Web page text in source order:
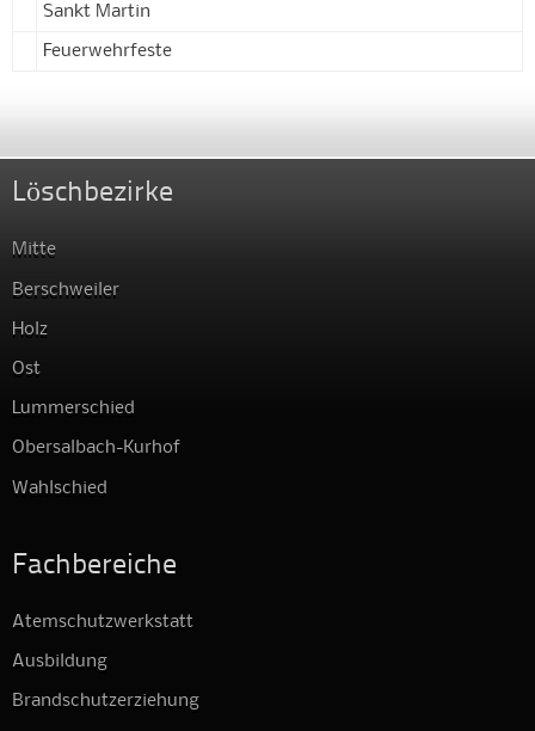
Sankt Martin
Feuerwehrfeste
Löschbezirke
Mitte
Berschweiler
Holz
Ost
Lummerschied
Obersalbach-Kurhof
Wahlschied
Fachbereiche
Atemschutzwerkstatt
Ausbildung
Brandschutzerziehung